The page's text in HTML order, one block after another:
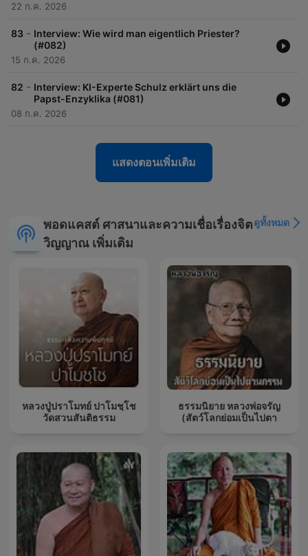
22 ก.ค. 2026
83 - Interview: Wie wird man eigentlich Priester?
(#082)
15 ก.ค. 2026
82 - Interview: KI-Experte Schulz erklärt uns die
Papst-Enzyklika (#081)
08 ก.ค. 2026
แสดงตอนเพิ่มเติม
พอดแคสต์ ศาสนาและความเชื่อเรื่องจิต
วิญญาณ เพิ่มเติม
ดูทั้งหมด
หลวงปู่ปราโมทย์ ปาโมชฺโช
วัดสวนสันติธรรม
ธรรมนิยาย หลวงพ่อจรัญ
(สัตว์โลกย่อมเป็นไปตา